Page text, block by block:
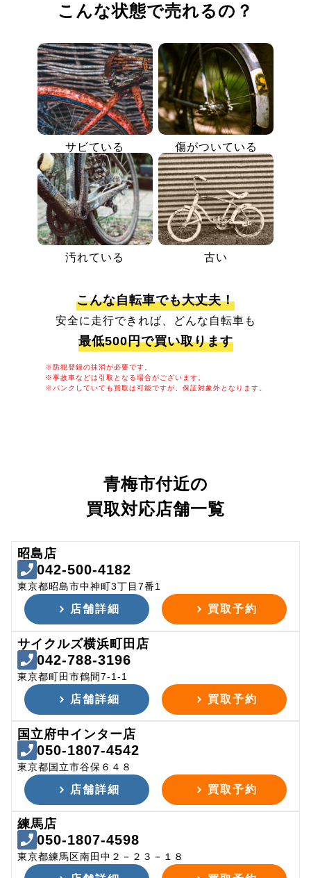
こんな状態で売れるの？
サビている 傷がついている
汚れている 古い
こんな自転車でも大丈夫！
安全に走行できれば、どんな自転車も
最低500円で買い取ります
※防犯登録の抹消が必要です。
※事故車などは引取となる場合がございます。
※パンクしていても買取は可能ですが、保証対象外となります。
青梅市付近の
買取対応店舗一覧
昭島店
042-500-4182
東京都昭島市中神町3丁目7番1
店舗詳細 買取予約
サイクルズ横浜町田店
042-788-3196
東京都町田市鶴間7-1-1
店舗詳細 買取予約
国立府中インター店
050-1807-4542
東京都国立市谷保６４８
店舗詳細 買取予約
練馬店
050-1807-4598
東京都練馬区南田中２－２３－１８